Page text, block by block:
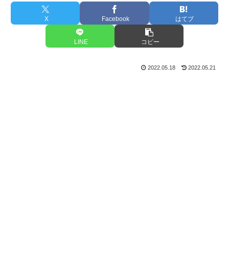
X Facebook はてブ
LINE コピー
2022.05.18 2022.05.21